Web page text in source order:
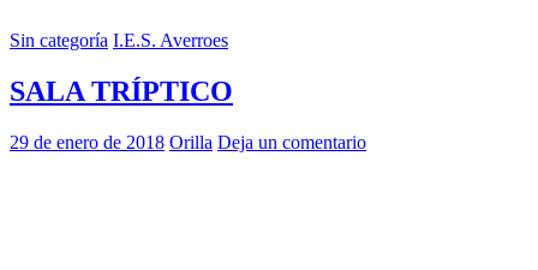
Sin categoría I.E.S. Averroes
SALA TRÍPTICO
29 de enero de 2018 Orilla Deja un comentario